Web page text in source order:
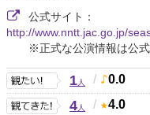
公式サイト：
http://www.nntt.jac.go.jp/
※正式な公演情報は公式
1人 / 0.0
4人 / 4.0